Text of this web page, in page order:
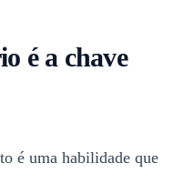
é a chave
é uma habilidade que